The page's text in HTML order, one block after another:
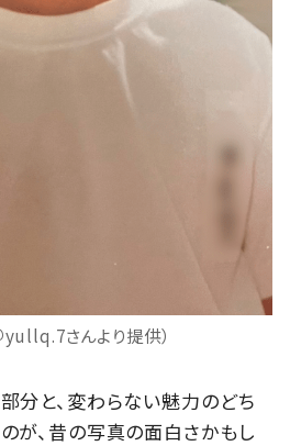
yullq.7さんより提供）
分と、変わらない魅力のどち
が、昔の写真の面白さかもし